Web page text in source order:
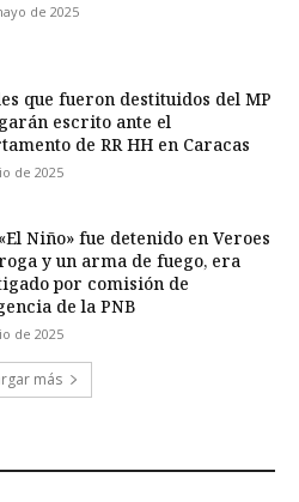
de 2025
que fueron destituidos del MP
escrito ante el
de RR HH en Caracas
de 2025
Niño» fue detenido en Veroes
y un arma de fuego, era
por comisión de
de la PNB
de 2025
más